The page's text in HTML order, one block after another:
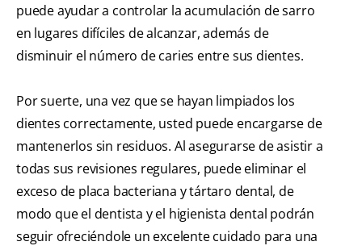
puede ayudar a controlar la acumulación de sarro
en lugares difíciles de alcanzar, además de
disminuir el número de caries entre sus dientes.
Por suerte, una vez que se hayan limpiados los
dientes correctamente, usted puede encargarse de
mantenerlos sin residuos. Al asegurarse de asistir a
todas sus revisiones regulares, puede eliminar el
exceso de placa bacteriana y tártaro dental, de
modo que el dentista y el higienista dental podrán
seguir ofreciéndole un excelente cuidado para una